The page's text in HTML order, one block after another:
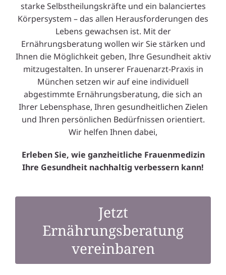
starke Selbstheilungskräfte und ein balanciertes
Körpersystem – das allen Herausforderungen des
Lebens gewachsen ist. Mit der
Ernährungsberatung wollen wir Sie stärken und
Ihnen die Möglichkeit geben, Ihre Gesundheit aktiv
mitzugestalten. In unserer Frauenarzt-Praxis in
München setzen wir auf eine individuell
abgestimmte Ernährungsberatung, die sich an
Ihrer Lebensphase, Ihren gesundheitlichen Zielen
und Ihren persönlichen Bedürfnissen orientiert.
Wir helfen Ihnen dabei,
Erleben Sie, wie ganzheitliche Frauenmedizin
Ihre Gesundheit nachhaltig verbessern kann!
Jetzt
Ernährungsberatung
vereinbaren